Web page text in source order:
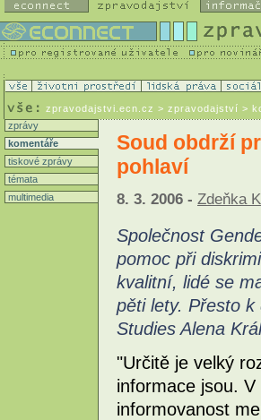
zpravodajstvi.ecn.cz > zpravodajství >
zprávy
komentáře
tiskové zprávy
témata
multimedia
Soud obdrží
pohlaví
8. 3. 2006 - Zdeňka
Společnost
pomoc při
kvalitní, lidé se
pěti lety. Přesto
Studies Alena
"Určitě je velký
informace jsou.
informovanost